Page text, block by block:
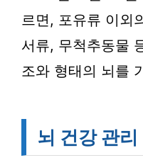
르면, 포유류 이외
서류, 무척추동물
조와 형태의 뇌를
뇌 건강 관리